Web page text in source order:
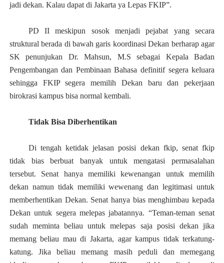
jadi dekan. Kalau dapat di Jakarta ya Lepas FKIP”.
PD II meskipun sosok menjadi pejabat yang secara
struktural berada di bawah garis koordinasi Dekan berharap agar
SK penunjukan Dr. Mahsun, M.S sebagai Kepala Badan
Pengembangan dan Pembinaan Bahasa definitif segera keluara
sehingga FKIP segera memilih Dekan baru dan pekerjaan
birokrasi kampus bisa normal kembali.
Tidak Bisa Diberhentikan
Di tengah ketidak jelasan posisi dekan fkip, senat fkip
tidak bias berbuat banyak untuk mengatasi permasalahan
tersebut. Senat hanya memiliki kewenangan untuk memilih
dekan namun tidak memiliki wewenang dan legitimasi untuk
memberhentikan Dekan. Senat hanya bias menghimbau kepada
Dekan untuk segera melepas jabatannya. “Teman-teman senat
sudah meminta beliau untuk melepas saja posisi dekan jika
memang beliau mau di Jakarta, agar kampus tidak terkatung-
katung. Jika beliau memang masih peduli dan memegang